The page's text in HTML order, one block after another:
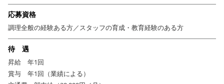
い、
店舗ごとのコンセプトや課題に合わせたきめ細かなサポートを行っていま
す。
現場主導のアイデアをスピーディーに実現できる環境だからこそ、
「もっとお客様に喜んでもらうには？」「新しいメニューを試してみた
い！」など、
あなたの発想が形になるチャンスが豊富。
応募資格
調理全般の経験ある方／スタッフの育成・教育経験のある方
待 遇
昇給 年1回
賞与 年1回（業績による）